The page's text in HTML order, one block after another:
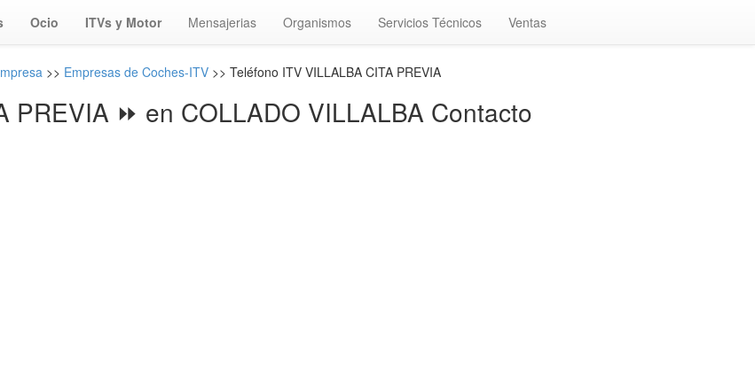
Ocio ITVs y Motor Mensajerias Organismos Servicios Técnicos Ventas
>> Empresas de Coches-ITV>> Teléfono ITV VILLALBA CITA PREVIA
PREVIA ⏩ en COLLADO VILLALBA Contacto